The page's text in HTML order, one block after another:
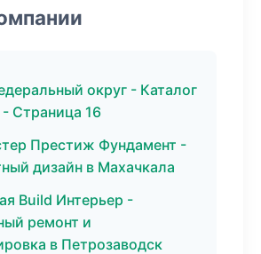
округ - Каталог
Страница 16
Престиж Фундамент -
дизайн в Махачкала
Build Интерьер -
ремонт и
в Петрозаводск